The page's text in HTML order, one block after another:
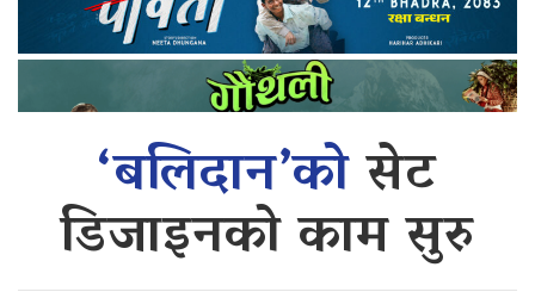
‘बलिदान’कोसेट
डिजाइनको काम सुरु